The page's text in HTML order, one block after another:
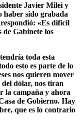
Javier Milei y
haber sido grabada
«Es difícil
de Gabinete los
toda esta
esto es parte de lo
nos quieren mover
dólar, nos tiran
la campaña y ahora
de Gobierno. Hay
que es lo contrario